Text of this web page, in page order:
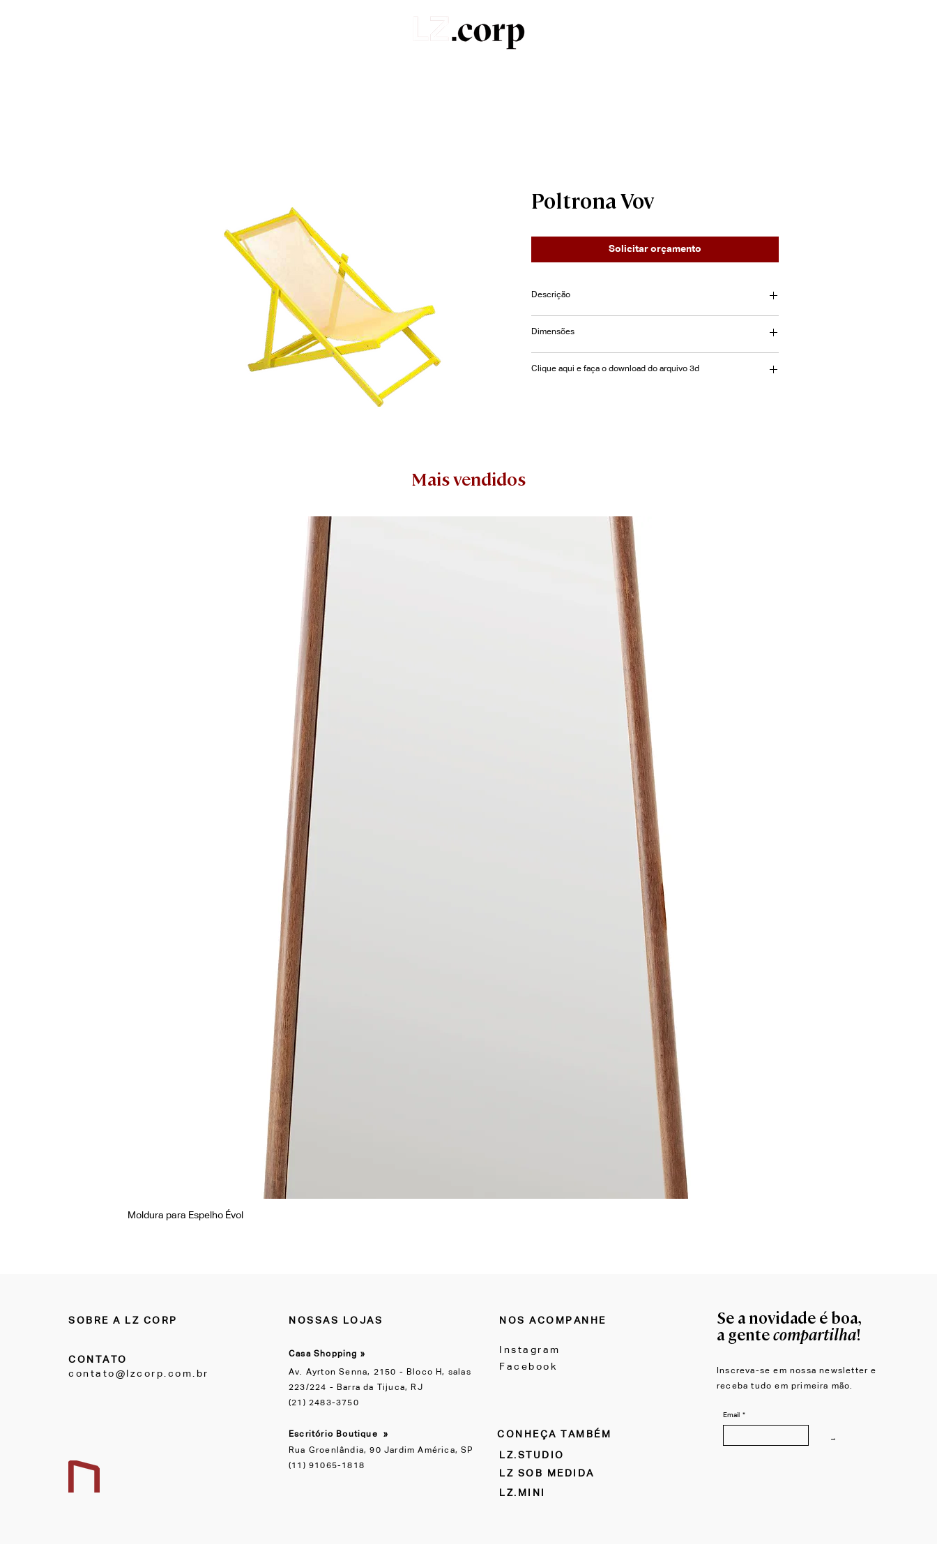
Poltrona Vov
Solicitar orçamento
Descrição
Dimensões
Clique aqui e faça o download do arquivo 3d
Mais vendidos
Moldura para Espelho Évol
SOBRE A LZ CORP
CONTATO
contato@lzcorp.com.br
NOSSAS LOJAS
Casa Shopping »
Av. Ayrton Senna, 2150 - Bloco H, salas
223/224 - Barra da Tijuca, RJ
(21) 2483-3750
Escritório Boutique
»
Rua Groenlândia, 90 Jardim América, SP
(11) 91065-1818
NOS ACOMPANHE
Instagram
Facebook
CONHEÇA TAMBÉM
LZ.STUDIO
LZ SOB MEDIDA
LZ.MINI
Se a novidade é boa,
a gentecompartilha!
Inscreva-se em nossa newsletter e
receba tudo em primeira mão.
Email *
→